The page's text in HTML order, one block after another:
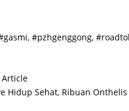
, #pzhgenggong,
Article
Hidup Sehat, Ribuan